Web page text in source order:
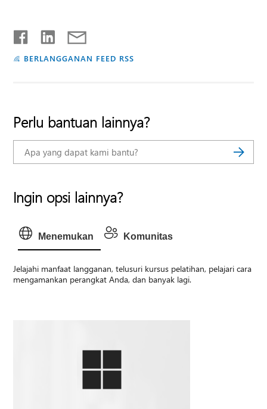
BERLANGGANAN FEED RSS
Perlu bantuan lainnya?
Ingin opsi lainnya?
Menemukan Komunitas
Jelajahi manfaat langganan, telusuri kursus pelatihan, pelajari cara
mengamankan perangkat Anda, dan banyak lagi.